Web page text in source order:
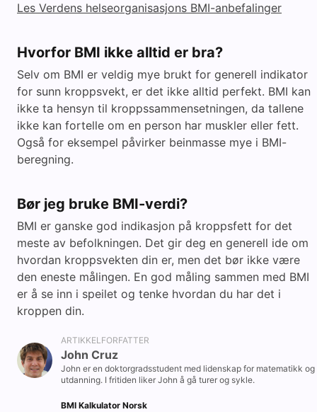
Les Verdens helseorganisasjons BMI-anbefalinger
Hvorfor BMI ikke alltid er bra?
Selv om BMI er veldig mye brukt for generell indikator
for sunn kroppsvekt, er det ikke alltid perfekt. BMI kan
ikke ta hensyn til kroppssammensetningen, da tallene
ikke kan fortelle om en person har muskler eller fett.
Også for eksempel påvirker beinmasse mye i BMI-
beregning.
Bør jeg bruke BMI-verdi?
BMI er ganske god indikasjon på kroppsfett for det
meste av befolkningen. Det gir deg en generell ide om
hvordan kroppsvekten din er, men det bør ikke være
den eneste målingen. En god måling sammen med BMI
er å se inn i speilet og tenke hvordan du har det i
kroppen din.
ARTIKKELFORFATTER
John Cruz
John er en doktorgradsstudent med lidenskap for matematikk og
utdanning. I fritiden liker John å gå turer og sykle.
BMI Kalkulator Norsk